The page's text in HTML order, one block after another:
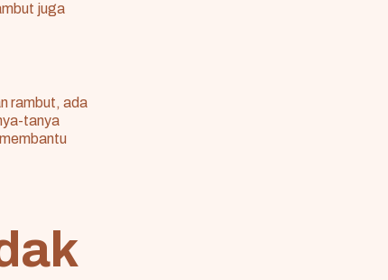
juga
rambut, ada
tanya